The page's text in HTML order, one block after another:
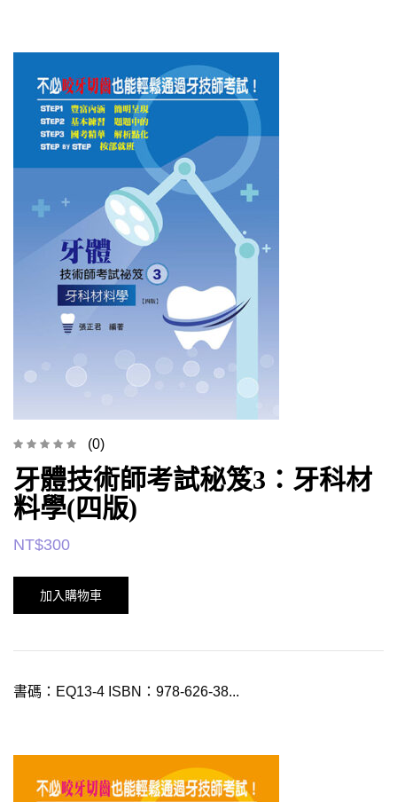
(0)
牙體技術師考試秘笈3：牙科材
料學(四版)
NT$300
加入購物車
書碼：EQ13-4 ISBN：978-626-38...